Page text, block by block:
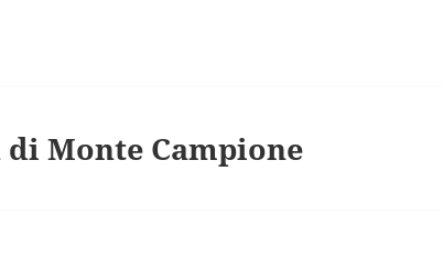
di Monte Campione